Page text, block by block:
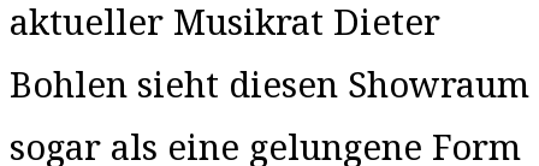
aktueller Musikrat Dieter
Bohlen sieht diesen Showraum
sogar als eine gelungene Form